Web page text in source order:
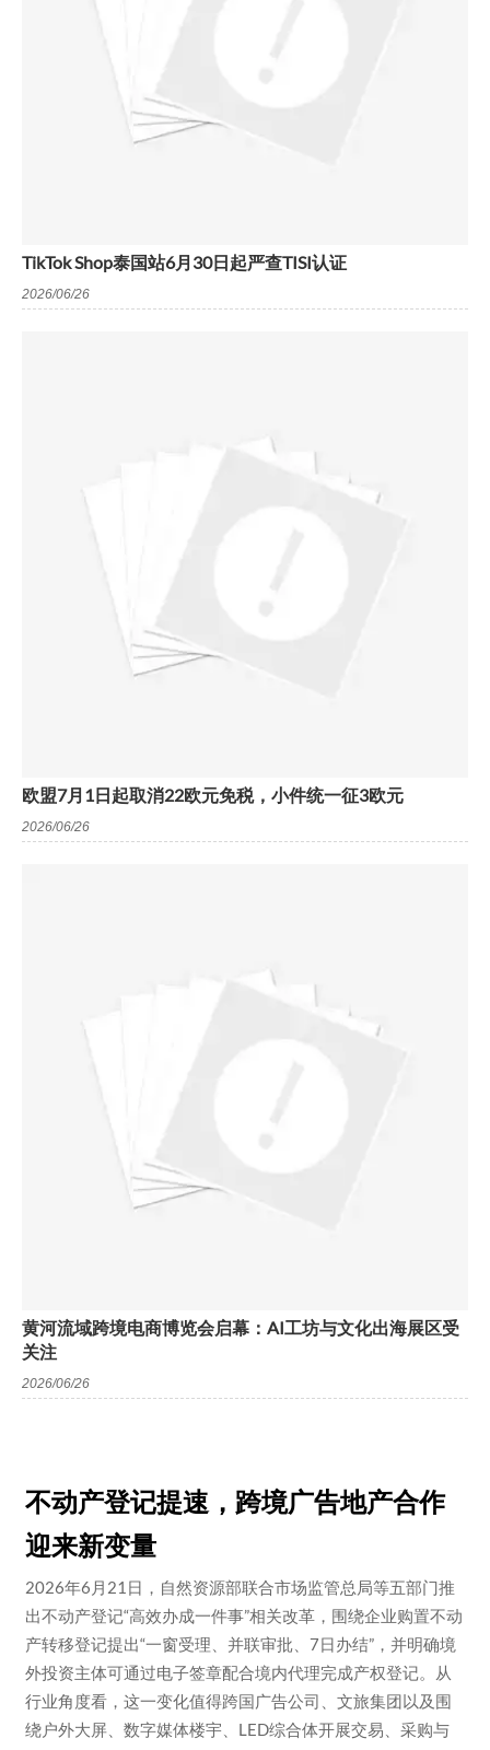
TikTok Shop泰国站6月30日起严查TISI认证
2026/06/26
欧盟7月1日起取消22欧元免税，小件统一征3欧元
2026/06/26
黄河流域跨境电商博览会启幕：AI工坊与文化出海展区受
关注
2026/06/26
不动产登记提速，跨境广告地产合作
迎来新变量
2026年6月21日，自然资源部联合市场监管总局等五部门推
出不动产登记“高效办成一件事”相关改革，围绕企业购置不动
产转移登记提出“一窗受理、并联审批、7日办结”，并明确境
外投资主体可通过电子签章配合境内代理完成产权登记。从
行业角度看，这一变化值得跨国广告公司、文旅集团以及围
绕户外大屏、数字媒体楼宇、LED综合体开展交易、采购与